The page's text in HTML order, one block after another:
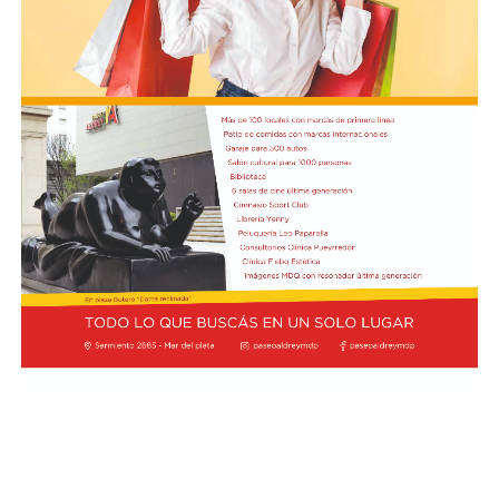
Cómo funciona el Power Ranking de la Fórmula 1
Esta clasificación funciona a través de un panel de cinco
expertos que luego de cada Gran Premio de la F1 asigna
una calificación individual a cada piloto según su
actuación a lo largo de todo el fin de semana, por lo que
incluye también la clasificación previa y, en caso de
tener, las carreras sprint.